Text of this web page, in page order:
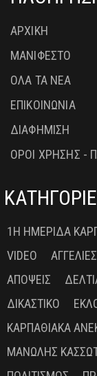
ΑΡΧΙΚΗ
ΜΑΝΙΦΕΣΤΟ
ΟΛΑ ΤΑ ΝΕΑ
ΕΠΙΚΟΙΝΩΝΙΑ
ΔΙΑΦΗΜΙΣΗ
ΟΡΟΙ ΧΡΗΣΗΣ -
1Η ΗΜΕΡΊΔΑ
VIDEO
ΑΠΌΨΕΙΣ
ΔΙΚΑΣΤΙΚΌ
ΚΑΡΠΑΘΙΑΚΆ
ΜΑΝΏΛΗΣ